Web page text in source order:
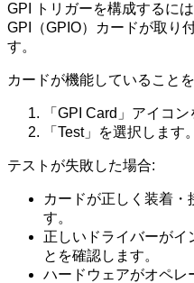
GPI トリガーを構成するに
GPI（GPIO）カードが取り
す。
カードが機能していること
「GPI Card」アイコ
「Test」を選択します。
テストが失敗した場合:
カードが正しく装着・
す。
正しいドライバーがイ
とを確認します。
ハードウェアがオペレ